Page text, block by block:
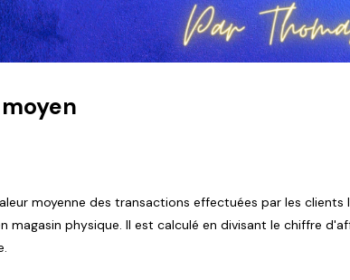
moyenne des transactions effectuées par les clients
physique. Il est calculé en divisant le chiffre